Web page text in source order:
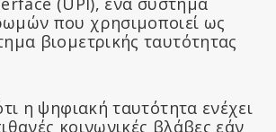
που χρησιμοποιεί ως
βιομετρικής ταυτότητας
η ψηφιακή ταυτότητα ενέχει
κοινωνικές βλάβες εάν